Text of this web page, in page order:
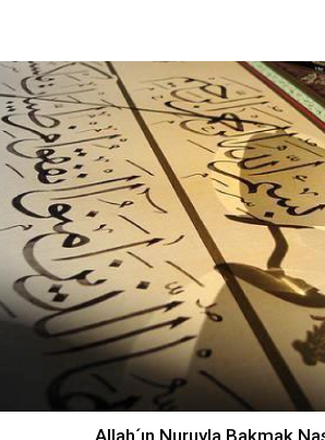
Allah´ın Nuruyla Bakmak